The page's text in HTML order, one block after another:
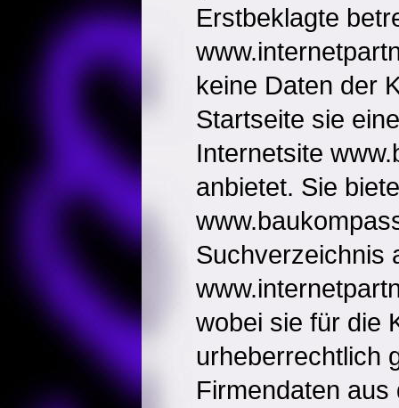
Erstbeklagte
keine Daten der
Startseite sie
Internetsite
anbietet. Sie
Suchverzeichnis
wobei sie für die
urheberrechtlich
Firmendaten